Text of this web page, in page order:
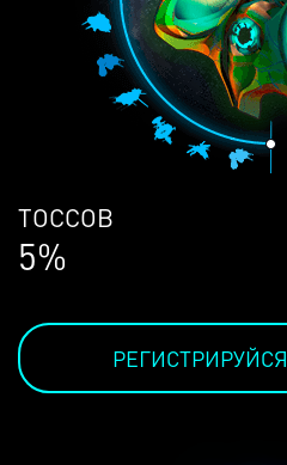
ЛЮДЕЙ
68%
РЕГИСТРИРУЙСЯ